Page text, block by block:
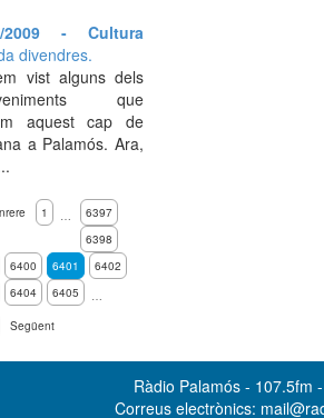
2009 - Cultura
divendres.
vist alguns dels
que
aquest cap de
a Palamós. Ara,
1 …
6397
6398
6400 6401
6402
6404 6405
…
Següent
Ràdio Palamós - 107.5fm
Correus electrònics: